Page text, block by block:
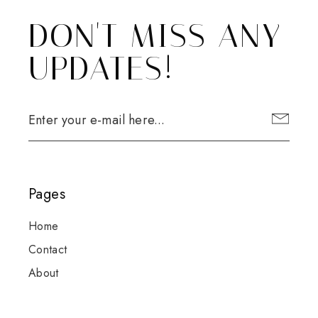
DON'T MISS ANY
UPDATES!
Pages
Home
Contact
About